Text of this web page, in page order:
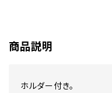
商品説明
ホルダー付き。